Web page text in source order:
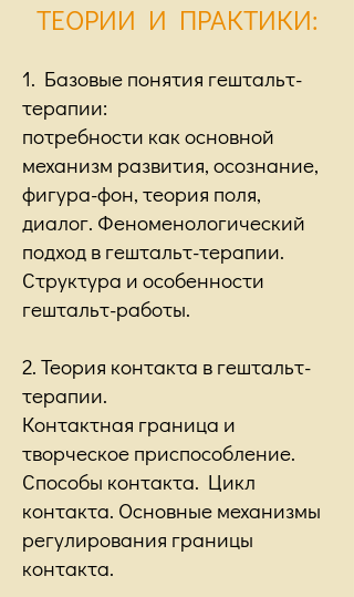
ТЕОРИИ И ПРАКТИКИ:
1. Базовые понятия гештальт-
терапии:
потребности как основной
механизм развития, осознание,
фигура-фон, теория поля,
диалог. Феноменологический
подход в гештальт-терапии.
Структура и особенности
гештальт-работы.
2. Теория контакта в гештальт-
терапии.
Контактная граница и
творческое приспособление.
Способы контакта. Цикл
контакта. Основные механизмы
регулирования границы
контакта.